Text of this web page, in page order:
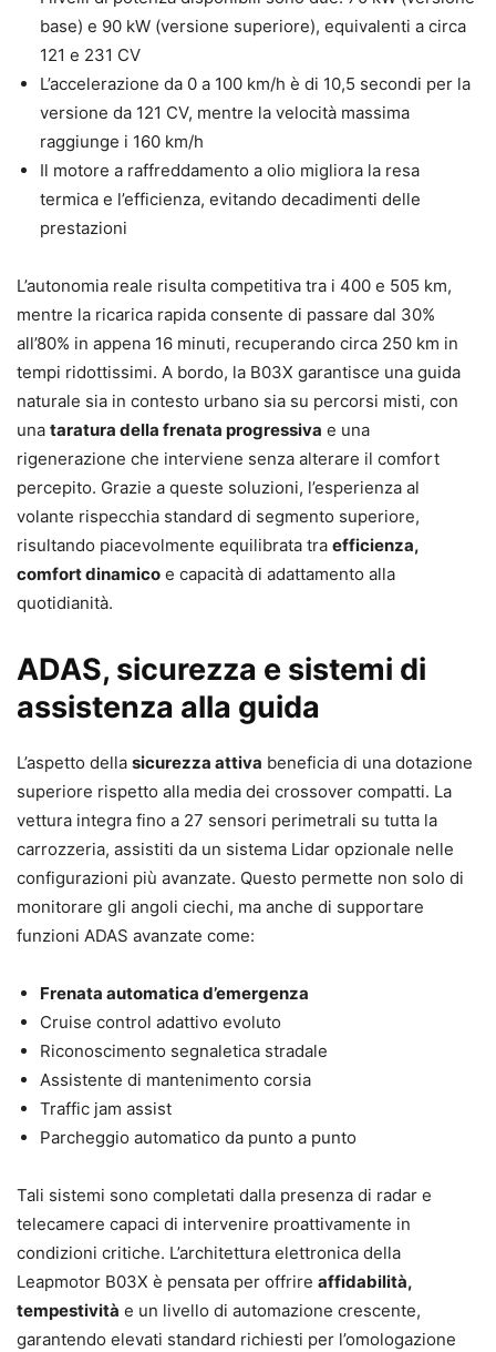
base) e 90 kW (versione superiore), equivalenti a circa
121 e 231 CV
L’accelerazione da 0 a 100 km/h è di 10,5 secondi per la
versione da 121 CV, mentre la velocità massima
raggiunge i 160 km/h
Il motore a raffreddamento a olio migliora la resa
termica e l’efficienza, evitando decadimenti delle
prestazioni
L’autonomia reale risulta competitiva tra i 400 e 505 km,
mentre la ricarica rapida consente di passare dal 30%
all’80% in appena 16 minuti, recuperando circa 250 km in
tempi ridottissimi. A bordo, la B03X garantisce una guida
naturale sia in contesto urbano sia su percorsi misti, con
una taratura della frenata progressiva e una
rigenerazione che interviene senza alterare il comfort
percepito. Grazie a queste soluzioni, l’esperienza al
volante rispecchia standard di segmento superiore,
risultando piacevolmente equilibrata tra efficienza,
comfort dinamico e capacità di adattamento alla
quotidianità.
ADAS, sicurezza e sistemi di
assistenza alla guida
L’aspetto della sicurezza attiva beneficia di una dotazione
superiore rispetto alla media dei crossover compatti. La
vettura integra fino a 27 sensori perimetrali su tutta la
carrozzeria, assistiti da un sistema Lidar opzionale nelle
configurazioni più avanzate. Questo permette non solo di
monitorare gli angoli ciechi, ma anche di supportare
funzioni ADAS avanzate come:
Frenata automatica d’emergenza
Cruise control adattivo evoluto
Riconoscimento segnaletica stradale
Assistente di mantenimento corsia
Traffic jam assist
Parcheggio automatico da punto a punto
Tali sistemi sono completati dalla presenza di radar e
telecamere capaci di intervenire proattivamente in
condizioni critiche. L’architettura elettronica della
Leapmotor B03X è pensata per offrire affidabilità,
tempestività e un livello di automazione crescente,
garantendo elevati standard richiesti per l’omologazione